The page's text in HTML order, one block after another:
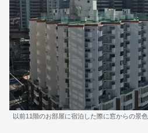
以前11階のお部屋に宿泊した際に窓からの景色